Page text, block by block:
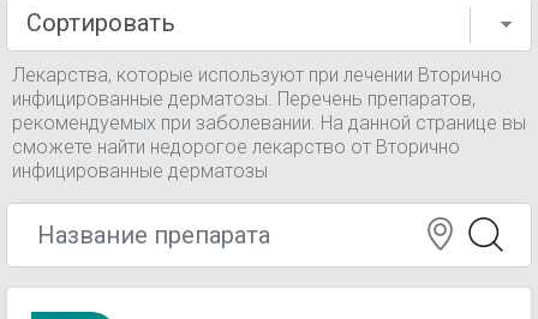
Лекарства, которые используют при лечении Вторично
инфицированные дерматозы. Перечень препаратов,
рекомендуемых при заболевании. На данной странице вы
сможете найти недорогое лекарство от Вторично
инфицированные дерматозы